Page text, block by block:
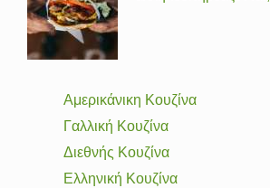
Αμερικάνικη Κουζίνα
Γαλλική Κουζίνα
Διεθνής Κουζίνα
Ελληνική Κουζίνα